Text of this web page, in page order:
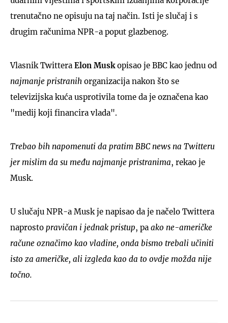
trenutačno ne opisuju na taj način. Isti je slučaj i s
drugim računima NPR-a poput glazbenog.
Vlasnik Twittera Elon Muskopisao je BBC kao jednu od
najmanje pristranih organizacija nakon što se
televizijska kuća usprotivila tome da je označena kao
"medij koji financira vlada".
Trebao bih napomenuti da pratim BBC news na Twitteru
jer mislim da su među najmanje pristranima, rekao je
Musk.
U slučaju NPR-a Musk je napisao da je načelo Twittera
naprosto pravičan i jednak pristup, pa ako ne-američke
račune označimo kao vladine, onda bismo trebali učiniti
isto za američke, ali izgleda kao da to ovdje možda nije
točno.